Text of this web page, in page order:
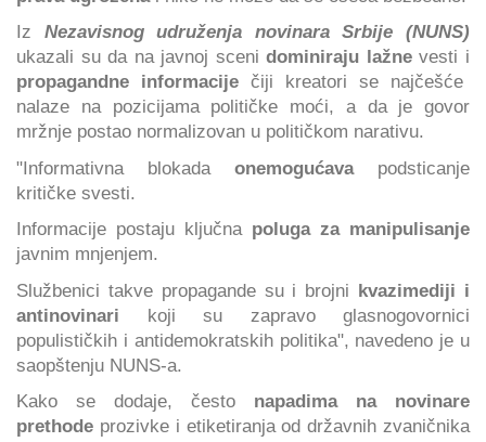
Iz Nezavisnog udruženja novinara Srbije (NUNS)
ukazali su da na javnoj scenidominiraju lažnevesti i
propagandne informacije čiji kreatori se najčešće
nalaze na pozicijama političke moći, a da je govor
mržnje postao normalizovan u političkom narativu.
"Informativna blokada onemogućavapodsticanje
kritičke svesti.
Informacije postaju ključna poluga za manipulisanje
javnim mnjenjem.
Službenici takve propagande su i brojni kvazimediji i
antinovinari koji su zapravo glasnogovornici
populističkih i antidemokratskih politika", navedeno je u
saopštenju NUNS-a.
Kako se dodaje, često napadima na novinare
prethode prozivke i etiketiranja od državnih zvaničnika